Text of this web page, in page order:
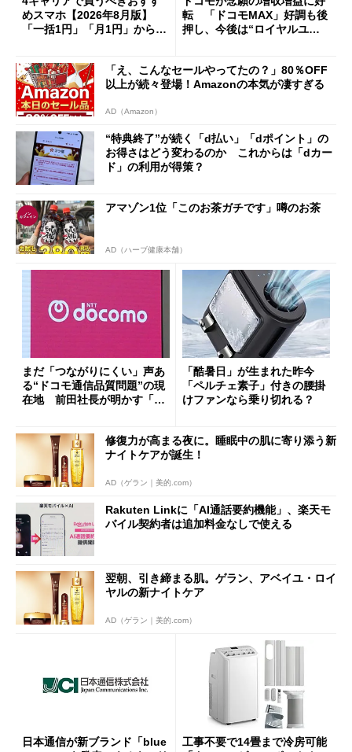
めスマホ【2026年8月版】
「一括1円」「月1円」からお
転 「ドコモMAX」好調も後
押し、今後は“ロイヤルユー
「え、こんなセールやってたの？」80％OFF
以上が続々登場！Amazonの本気が凄すぎる
AD（Amazon）
“特典終了”が続く「d払い」「dポイント」の
お得さはどう変わるのか これからは「dカー
ド」の利用が得策？
アマゾン1位「このお茶ガチです」噂のお茶
AD（ハーブ健康本舗）
まだ「つながりにくい」声あ
る“ドコモ通信品質問題”の現
在地 前田社長が明かす「道
「酷暑日」が生まれた昨今
「ペルチェ素子」付きの腰掛
けファンなら乗り切れる？
修復力が高まる夜に。睡眠中の肌に寄り添う新
ナイトケアが誕生！
AD（ゲラン｜美的.com）
Rakuten Linkに「AI通話要約機能」、楽天モ
バイル契約者は追加料金なしで使える
翌朝、引き締まる肌。ゲラン、アベイユ・ロイ
ヤルの新ナイトケア
AD（ゲラン｜美的.com）
日本通信が新ブランド「blue
工事不要で14畳まで冷房可能